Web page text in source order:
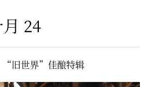
24
“旧世界”佳酿特辑